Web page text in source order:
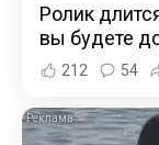
Ролик
вы будете
212 54